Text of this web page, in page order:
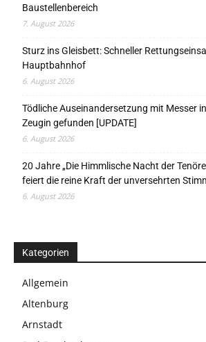
Baustellenbereich
7. August 2026
Sturz ins Gleisbett: Schneller
Hauptbahnhof
6. August 2026
Tödliche Auseinandersetzung mit Messer
Zeugin gefunden [UPDATE]
6. August 2026
20 Jahre „Die Himmlische Nacht der
feiert die reine Kraft der unversehrten
6. August 2026
Kategorien
Allgemein
Altenburg
Arnstadt